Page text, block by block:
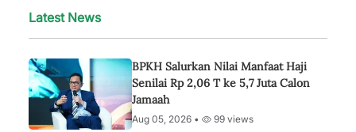
Latest News
BPKH Salurkan Nilai Manfaat Haji
Senilai Rp 2,06 T ke 5,7 Juta Calon
Jamaah
Aug 05, 2026 • 99 views